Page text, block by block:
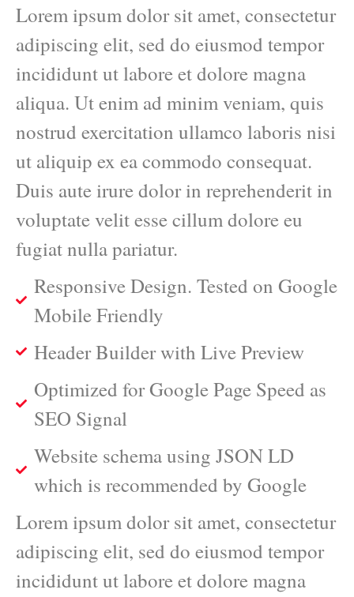
Lorem ipsum dolor sit amet, consectetur
adipiscing elit, sed do eiusmod tempor
incididunt ut labore et dolore magna
aliqua. Ut enim ad minim veniam, quis
nostrud exercitation ullamco laboris nisi
ut aliquip ex ea commodo consequat.
Duis aute irure dolor in reprehenderit in
voluptate velit esse cillum dolore eu
fugiat nulla pariatur.
Responsive Design. Tested on Google
Mobile Friendly
Header Builder with Live Preview
Optimized for Google Page Speed as
SEO Signal
Website schema using JSON LD
which is recommended by Google
Lorem ipsum dolor sit amet, consectetur
adipiscing elit, sed do eiusmod tempor
incididunt ut labore et dolore magna